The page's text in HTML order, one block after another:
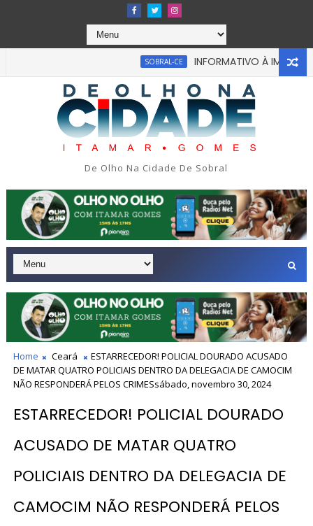
SOBRAL-CE
INFORMATIVO À IMPRENSA
em tragédia na tarde da última segunda-feira 13/07/
De Olho Na Cidade De Sobral
Home Ceará
ESTARRECEDOR! POLICIAL DOURADO ACUSADO
DE MATAR QUATRO POLICIAIS DENTRO DA DELEGACIA DE CAMOCIM
NÃO RESPONDERÁ PELOS CRIMESsábado, novembro 30, 2024
ESTARRECEDOR! POLICIAL DOURADO
ACUSADO DE MATAR QUATRO
POLICIAIS DENTRO DA DELEGACIA DE
CAMOCIM NÃO RESPONDERÁ PELOS